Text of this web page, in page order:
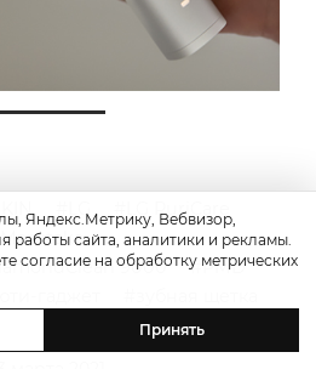
LG
LG PuriCare
Marutaka
9000
PMD
Яндекс.Метрику, Вебвизор,
работы сайта, аналитики и рекламы.
согласие на обработку метрических
Принять